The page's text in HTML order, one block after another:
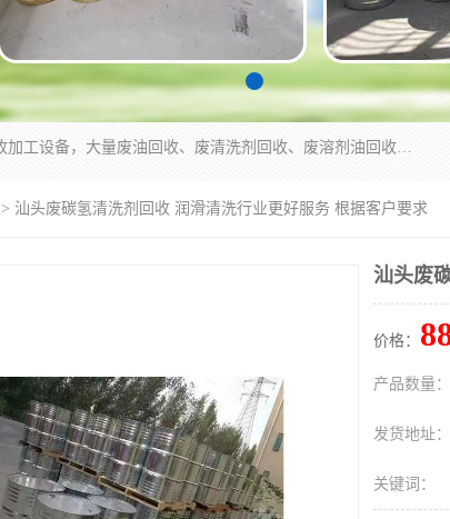
东莞市大岭山莞峰清洗剂经营部拥有的回收加工设备，大量废油回收、废清洗剂回收、废溶剂油回收、机械废油废清洗剂回收、废碳氢回收、碳氢液压油回收、碳氢二氯回收等废清洗剂处理；我们只是提供废旧化工原料的循环使用存放点，执行正规的存放，有正规的回收资质处理。同时我们公司批发零售回收级清洗剂，脱模油再生基础油，质量保证。
> 汕头废碳氢清洗剂回收 润滑清洗行业更好服务 根据客户要求
汕头废
价格：
产品数量：
发货地址：
关键词：